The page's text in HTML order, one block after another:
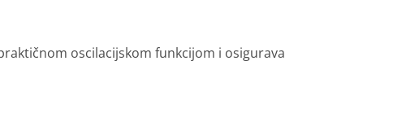
oscilacijskom funkcijom i osigurava